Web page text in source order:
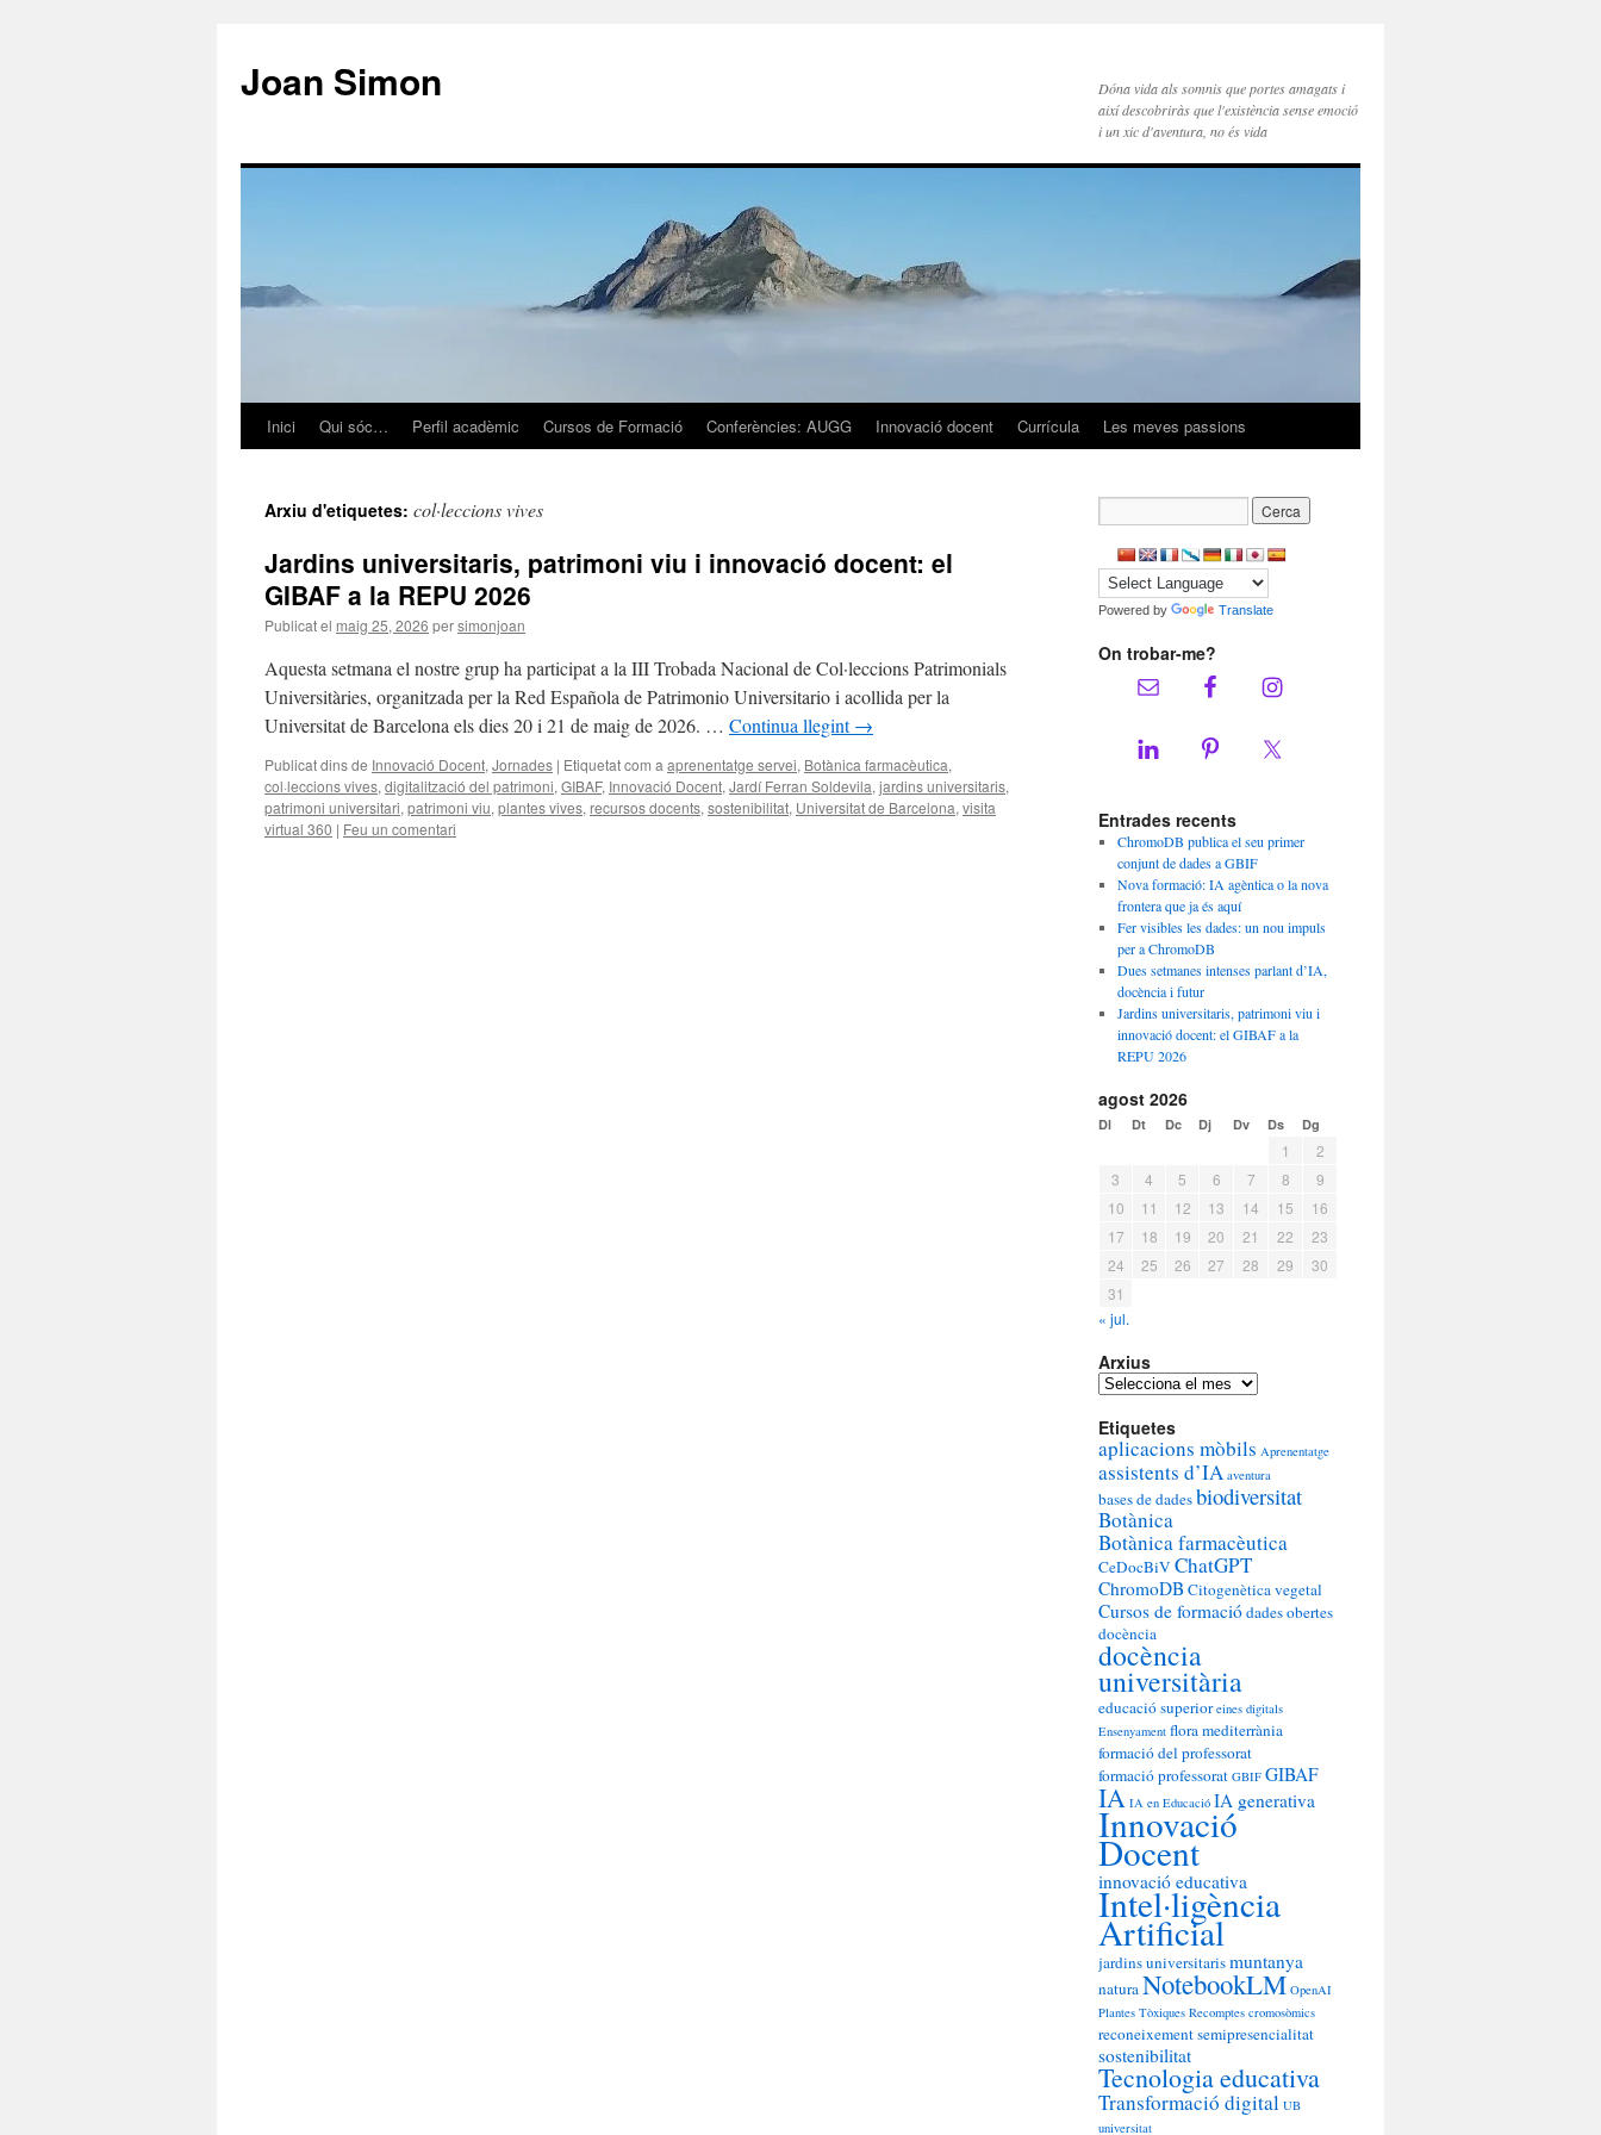
contingut
Joan Simon
Dóna vida als somnis que portes amagats i
així descobriràs que l'existència sense emoció
i un xic d'aventura, no és vida
Inici Qui sóc… Perfil acadèmic Cursos de Formació Conferències: AUGG Innovació docent Currícula Les meves passions
Arxiu d'etiquetes: col·leccions vives
Jardins universitaris, patrimoni viu i innovació docent: el
GIBAF a la REPU 2026
Publicat el maig 25, 2026 persimonjoan
Aquesta setmana el nostre grup ha participat a la III Trobada Nacional de Col·leccions Patrimonials
Universitàries, organitzada per la Red Española de Patrimonio Universitario i acollida per la
Universitat de Barcelona els dies 20 i 21 de maig de 2026. … Continua llegint→
Publicat dins de Innovació Docent, Jornades | Etiquetat com a aprenentatge servei, Botànica farmacèutica,
col·leccions vives, digitalització del patrimoni, GIBAF, Innovació Docent, Jardí Ferran Soldevila, jardins universitaris,
patrimoni universitari, patrimoni viu, plantes vives, recursos docents, sostenibilitat, Universitat de Barcelona, visita
virtual 360 | Feu un comentari
Powered by Translate
On trobar-me?
Entrades recents
ChromoDB publica el seu primer
conjunt de dades a GBIF
Nova formació: IA agèntica o la nova
frontera que ja és aquí
Fer visibles les dades: un nou impuls
per a ChromoDB
Dues setmanes intenses parlant d’IA,
docència i futur
Jardins universitaris, patrimoni viu i
innovació docent: el GIBAF a la
REPU 2026
agost 2026
Dl Dt Dc Dj Dv Ds Dg
1
2
3
4 5 6 7 8
9
10
11 12 13 14 15
16
17
18 19 20 21 22
23
24
25 26 27 28 29
30
31
« jul.
Arxius
Arxius
Etiquetes
aplicacions mòbils Aprenentatge
assistents d’IA aventura
bases de dadesbiodiversitat
Botànica
Botànica farmacèutica
CeDocBiV ChatGPT
ChromoDBCitogenètica vegetal
Cursos de formaciódades obertes
docència
docència
universitària
educació superior eines digitals
Ensenyament flora mediterrània
formació del professorat
formació professorat GBIF GIBAF
IA IA en Educació IA generativa
Innovació
Docent
innovació educativa
Intel·ligència
Artificial
jardins universitarismuntanya
naturaNotebookLM OpenAI
Plantes Tòxiques Recomptes cromosòmics
reconeixementsemipresencialitat
sostenibilitat
Tecnologia educativa
Transformació digital UB
universitat